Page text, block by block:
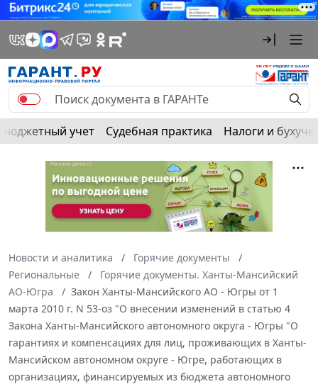
Бюджетный учет Судебная практика Налоги и
Новости и аналитика
Горячие документы
Региональные
Горячие документы. Ханты-Мансийский
АО-Югра
Закон Ханты-Мансийского АО - Югры от 1
марта 2010 г. N 53-оз "О внесении изменений в статью 4
Закона Ханты-Мансийского автономного округа - Югры "О
гарантиях и компенсациях для лиц, проживающих в Ханты-
Мансийском автономном округе - Югре, работающих в
организациях, финансируемых из бюджета автономного